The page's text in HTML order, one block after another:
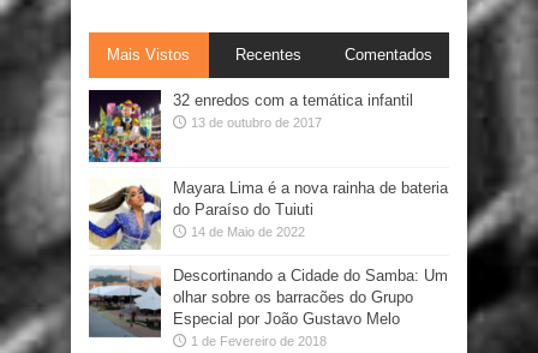
Mais Vistos Recentes Comentados
32 enredos com a temática infantil
13 de outubro de 2017
Mayara Lima é a nova rainha de bateria
do Paraíso do Tuiuti
14 de Maio de 2022
Descortinando a Cidade do Samba: Um
olhar sobre os barracões do Grupo
Especial por João Gustavo Melo
1 de Fevereiro de 2018